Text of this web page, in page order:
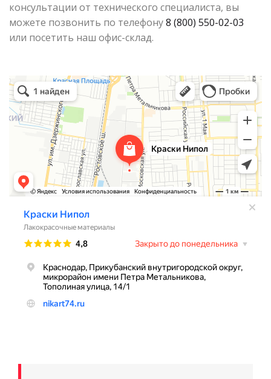
консультации от технического специалиста, вы
можете позвонить по телефону8 (800) 550-02-03
или посетить наш офис-склад.